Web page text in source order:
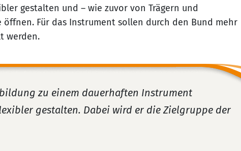
gestalten und – wie zuvor von Trägern und
Für das Instrument sollen durch den Bund mehr
werden.
zu einem dauerhaften Instrument
gestalten. Dabei wird er die Zielgruppe der